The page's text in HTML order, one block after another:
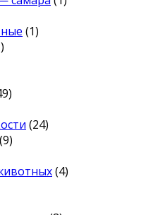
(1)
(24)
(9)
(4)